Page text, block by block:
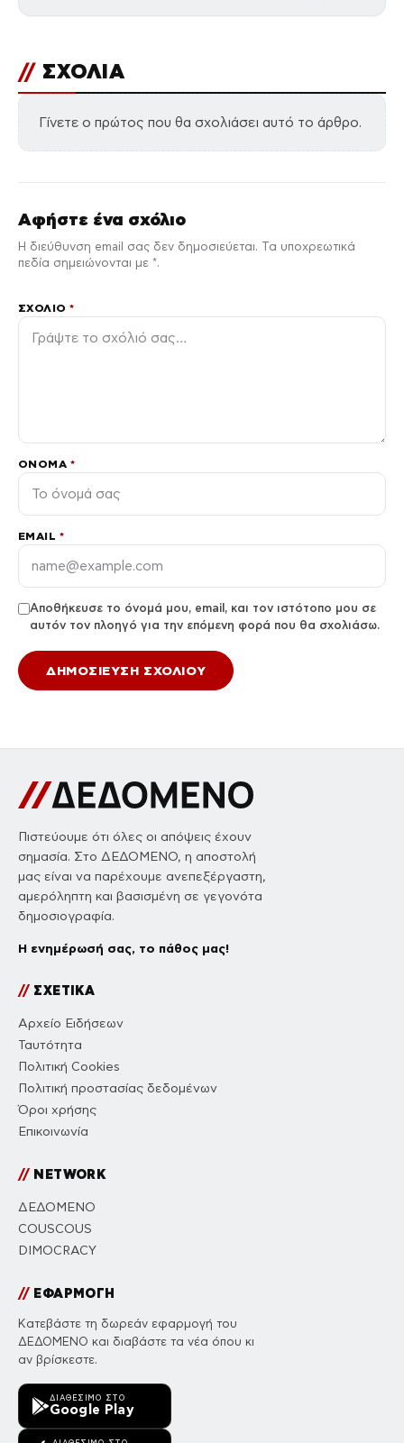
// ΣΧΟΛΙΑ
Γίνετε ο πρώτος που θα σχολιάσει αυτό το άρθρο.
Αφήστε ένα σχόλιο
Η διεύθυνση email σας δεν δημοσιεύεται. Τα υποχρεωτικά
πεδία σημειώνονται με *.
ΣΧΌΛΙΟ*
ΌΝΟΜΑ *
EMAIL *
Αποθήκευσε το όνομά μου, email, και τον ιστότοπο μου σε
αυτόν τον πλοηγό για την επόμενη φορά που θα σχολιάσω.
Πιστεύουμε ότι όλες οι απόψεις έχουν
σημασία. Στο ΔΕΔΟΜΕΝΟ, η αποστολή
μας είναι να παρέχουμε ανεπεξέργαστη,
αμερόληπτη και βασισμένη σε γεγονότα
δημοσιογραφία.
Η ενημέρωσή σας, το πάθος μας!
//ΣΧΕΤΙΚΑ
Αρχείο Ειδήσεων
Ταυτότητα
Πολιτική Cookies
Πολιτική προστασίας δεδομένων
Όροι χρήσης
Επικοινωνία
//NETWORK
ΔΕΔΟΜΕΝΟ
COUSCOUS
DIMOCRACY
//ΕΦΑΡΜΟΓΗ
Κατεβάστε τη δωρεάν εφαρμογή του
ΔΕΔΟΜΕΝΟ και διαβάστε τα νέα όπου κι
αν βρίσκεστε.
ΔΙΑΘΈΣΙΜΟ ΣΤΟ
Google Play